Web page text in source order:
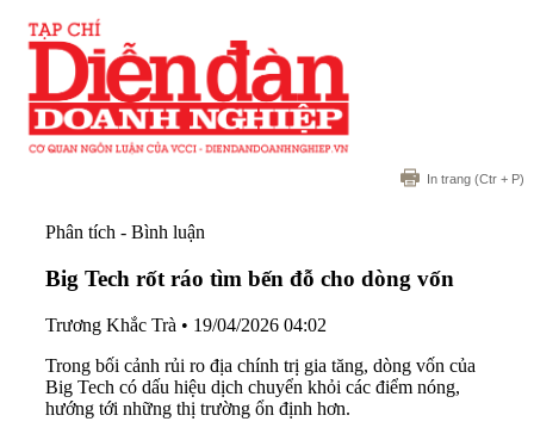
In trang (Ctr + P)
Phân tích - Bình luận
Big Tech rốt ráo tìm bến đỗ cho dòng vốn
Trương Khắc Trà • 19/04/2026 04:02
Trong bối cảnh rủi ro địa chính trị gia tăng, dòng vốn của
Big Tech có dấu hiệu dịch chuyển khỏi các điểm nóng,
hướng tới những thị trường ổn định hơn.